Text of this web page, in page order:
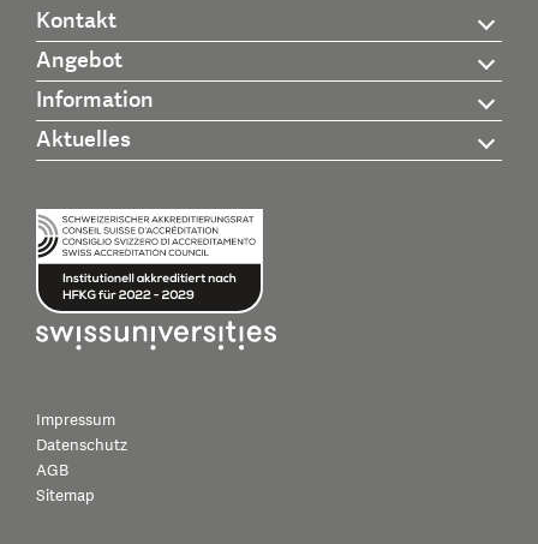
Kontakt
Angebot
Information
Aktuelles
Impressum
Datenschutz
AGB
Sitemap